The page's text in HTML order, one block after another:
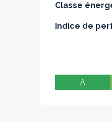
Classe
Indice de
A